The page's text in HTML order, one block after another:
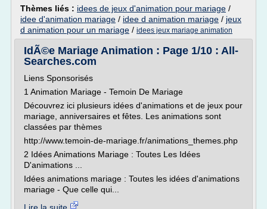
Thèmes liés : idees de jeux d'animation pour mariage /
idee d'animation mariage / idee d animation mariage / jeux
d animation pour un mariage / idees jeux mariage animation
IdÃ©e Mariage Animation : Page 1/10 : All-
Searches.com
Liens Sponsorisés
1 Animation Mariage - Temoin De Mariage
Découvrez ici plusieurs idées d'animations et de jeux pour
mariage, anniversaires et fêtes. Les animations sont
classées par thèmes
http://www.temoin-de-mariage.fr/animations_themes.php
2 Idées Animations Mariage : Toutes Les Idées
D'animations ...
Idées animations mariage : Toutes les idées d'animations
mariage - Que celle qui...